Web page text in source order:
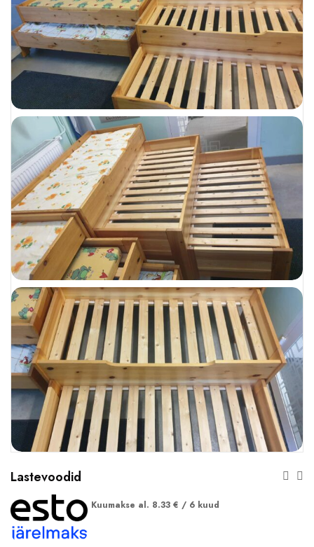
Lastevoodid
Kuumakse al. 8.33 € / 6 kuud